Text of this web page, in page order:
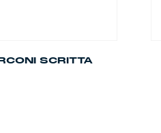
SCRITTA